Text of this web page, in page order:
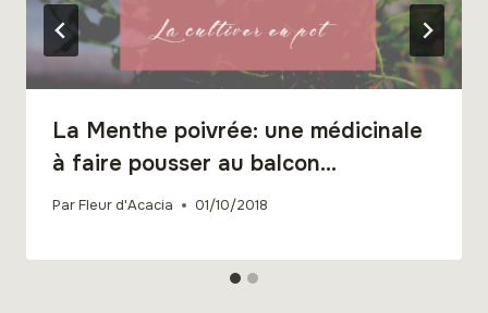
La Menthe poivrée: une médicinale
à faire pousser au balcon…
ParFleur d'Acacia 01/10/2018